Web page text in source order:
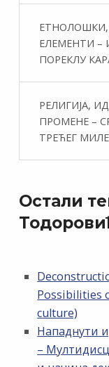
ЕТНОЛОШКИ,
ЕЛЕМЕНТИ –
ПОРЕКЛУ
РЕЛИГИЈА,
ПРОМЕНЕ –
ТРЕЋЕГ
Остали
Possibilities
culture)
Нападнути
–